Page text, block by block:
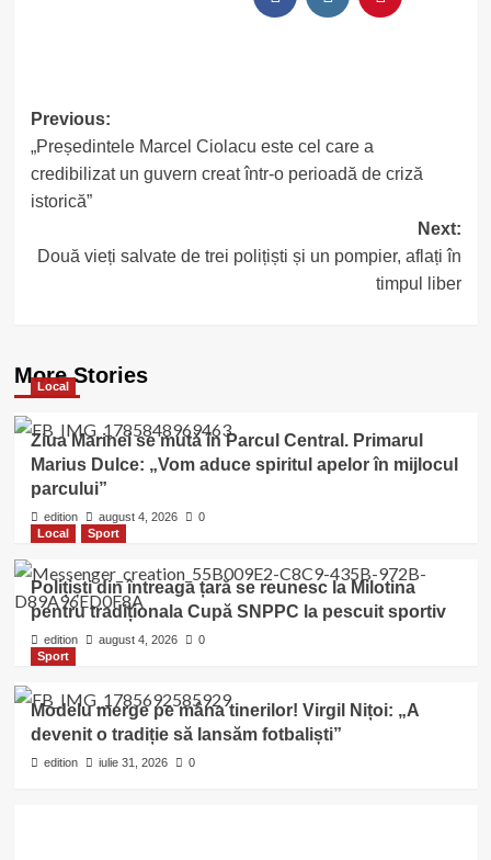
Post
navigation
Previous:
„Președintele Marcel Ciolacu este cel care a
credibilizat un guvern creat într-o perioadă de criză
istorică”
Next:
Două vieți salvate de trei polițiști și un pompier, aflați în
timpul liber
More Stories
Local
Ziua Marinei se mută în Parcul Central. Primarul
Marius Dulce: „Vom aduce spiritul apelor în mijlocul
parcului”
edition august 4, 2026
0
Local
Sport
Polițiști din întreaga țară se reunesc la Milotina
pentru tradiționala Cupă SNPPC la pescuit sportiv
edition august 4, 2026
0
Sport
Modelu merge pe mâna tinerilor! Virgil Nițoi: „A
devenit o tradiție să lansăm fotbaliști”
edition iulie 31, 2026 0